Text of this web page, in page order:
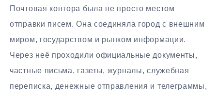
Почтовая контора была не просто местом
отправки писем. Она соединяла город с внешним
миром, государством и рынком информации.
Через неё проходили официальные документы,
частные письма, газеты, журналы, служебная
переписка, денежные отправления и телеграммы,